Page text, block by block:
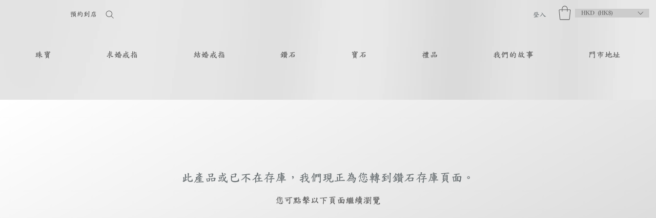
預約到店 登入 HKD (HK$)
珠寶 求婚戒指 結婚戒指 鑽石 寶石 禮品 我們的故事 門市地址
此產品或已不在存庫，我們現正為您轉到鑽石存庫頁面。
​您可點擊以下頁面繼續瀏覽